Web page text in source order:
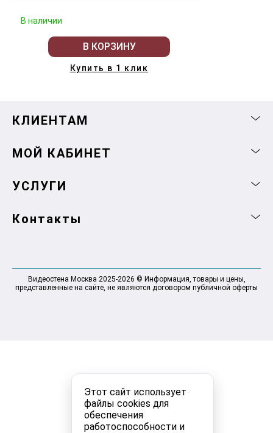
Этот сайт использует
файлы cookies для
обеспечения
работоспособности и
В наличии
В КОРЗИНУ
Купить в 1 клик
КЛИЕНТАМ
МОЙ КАБИНЕТ
УСЛУГИ
Контакты
Видеостена Москва 2025-2026 © Информация, товары и цены,
представленные на сайте, не являются договором публичной оферты